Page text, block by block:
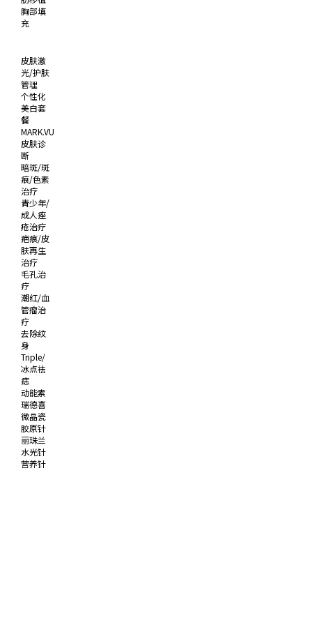
胸部填
充
皮肤激
光/护肤
管理
个性化
美白套
餐
MARK.VU
皮肤诊
断
暗斑/斑
痕/色素
治疗
青少年/
成人痤
疮治疗
疤痕/皮
肤再生
治疗
毛孔治
疗
潮红/血
管瘤治
疗
去除纹
身
Triple/
冰点祛
痣
动能素
瑞德喜
微晶瓷
胶原针
丽珠兰
水光针
营养针